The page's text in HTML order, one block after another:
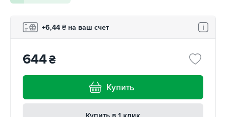
+6,44 ₴ на ваш счет
644₴
Купить